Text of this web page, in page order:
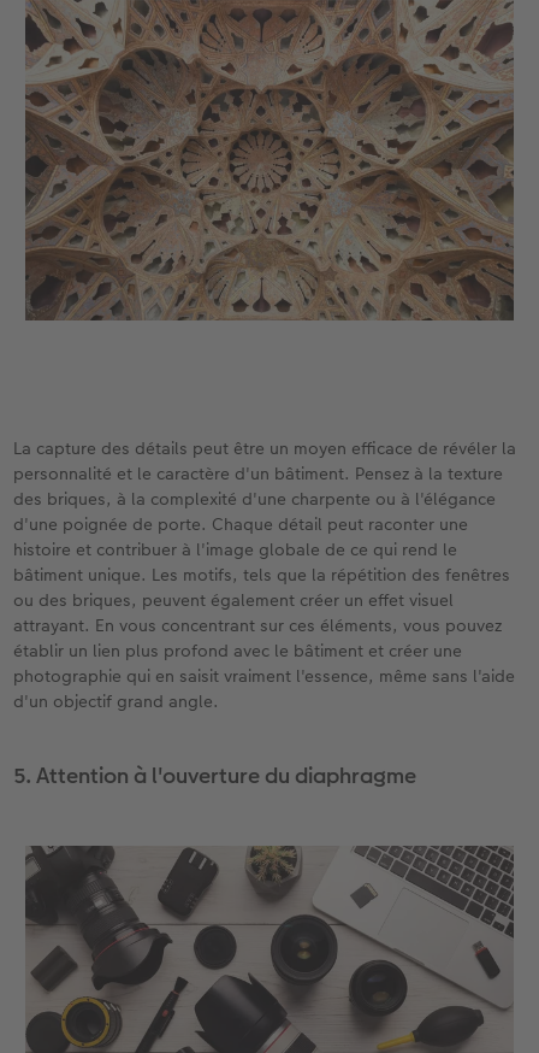
La capture des détails peut être un moyen efficace de révéler la
personnalité et le caractère d'un bâtiment. Pensez à la texture
des briques, à la complexité d'une charpente ou à l'élégance
d'une poignée de porte. Chaque détail peut raconter une
histoire et contribuer à l'image globale de ce qui rend le
bâtiment unique. Les motifs, tels que la répétition des fenêtres
ou des briques, peuvent également créer un effet visuel
attrayant. En vous concentrant sur ces éléments, vous pouvez
établir un lien plus profond avec le bâtiment et créer une
photographie qui en saisit vraiment l'essence, même sans l'aide
d'un objectif grand angle.
5. Attention à l'ouverture du diaphragme